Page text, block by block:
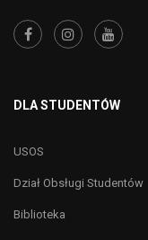
DLA STUDENTÓW
USOS
Dział Obsługi Studentów
Biblioteka